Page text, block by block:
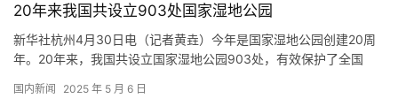
排目标。这意味着，即便车企在个别年份的排放超标，仍可通过…
20年来我国共设立903处国家湿地公园
新华社杭州4月30日电（记者黄垚）今年是国家湿地公园创建20周
年。20年来，我国共设立国家湿地公园903处，有效保护了全国
衍提供了充足空间。 这是记者30日在浙江杭州举办的湿地保护国际
国内新闻 2025 年 5 月 6 日